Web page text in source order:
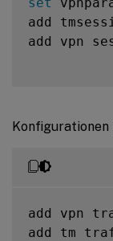
add
add vpn
add vpn
add tm